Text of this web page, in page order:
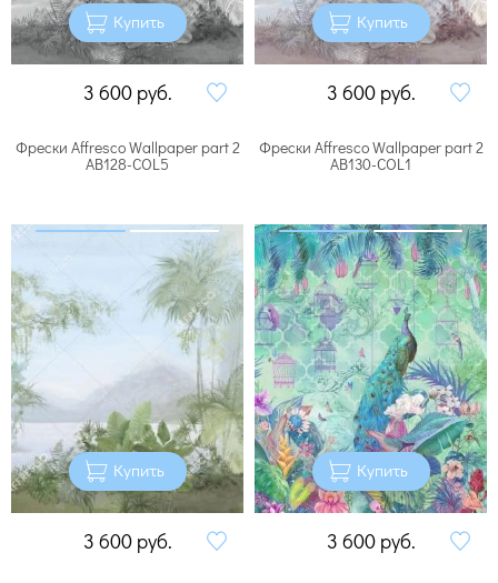
Купить
3 600 руб.
Купить
3 600 руб.
Фрески Affresco Wallpaper part 2
AB128-COL5
Купить
3 600 руб.
Фрески Affresco Wallpaper part 2
AB130-COL1
Купить
3 600 руб.